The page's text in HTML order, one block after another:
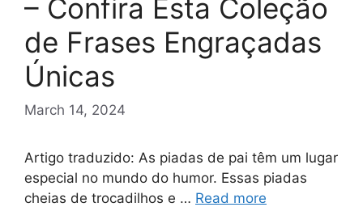
– Confira Esta Coleção
de Frases Engraçadas
Únicas
March 14, 2024
Artigo traduzido: As piadas de pai têm um lugar
especial no mundo do humor. Essas piadas
cheias de trocadilhos e … Read more